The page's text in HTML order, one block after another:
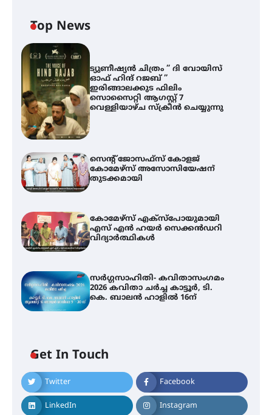
Top News
ട്യുണീഷ്യൻ ചിത്രം ” ദി വോയിസ്
ഓഫ് ഹിന്ദ് റജബ് ”
ഇരിങ്ങാലക്കുട ഫിലിം
സൊസൈറ്റി ആഗസ്റ്റ് 7
വെള്ളിയാഴ്ച സ്‌ക്രീൻ ചെയ്യുന്നു
സെന്റ് ജോസഫ്സ് കോളജ്
കോമേഴ്‌സ് അസോസിയേഷന്
തുടക്കമായി
കോമേഴ്സ് എക്സ്പോയുമായി
എസ് എൻ ഹയർ സെക്കൻഡറി
വിദ്യാർത്ഥികൾ
സർഗ്ഗസാഹിതി- കവിതാസംഗമം
2026 കവിതാ ചർച്ച കാട്ടൂർ, ടി.
കെ. ബാലൻ ഹാളിൽ 16ന്
Get In Touch
Twitter Facebook
LinkedIn Instagram